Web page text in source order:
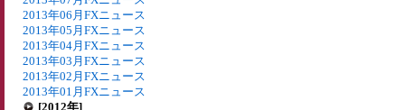
2013年06月FXニュース
2013年05月FXニュース
2013年04月FXニュース
2013年03月FXニュース
2013年02月FXニュース
2013年01月FXニュース
[2012年]